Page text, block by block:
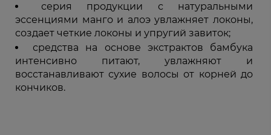
серия продукции с натуральными
эссенциями манго и алоэ увлажняет локоны,
создает четкие локоны и упругий завиток;
средства на основе экстрактов бамбука
интенсивно питают, увлажняют и
восстанавливают сухие волосы от корней до
кончиков.